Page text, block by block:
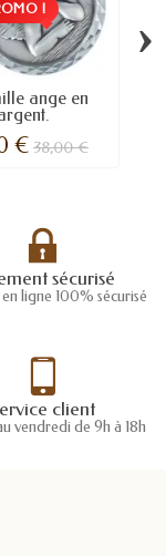
!
ange en
€ 38,00 €
›
sécurisé
ligne 100% sécurisé
client
vendredi de 9h à 18h